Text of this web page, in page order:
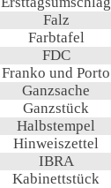
Falz
Farbtafel
FDC
Franko und Porto
Ganzsache
Ganzstück
Halbstempel
Hinweiszettel
IBRA
Kabinettstück